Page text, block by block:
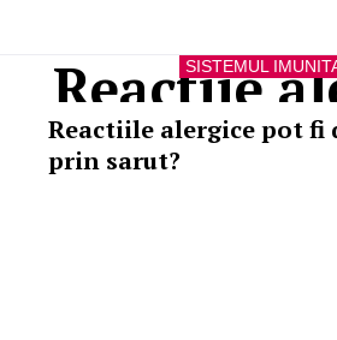
Reactiie
SISTEMUL
Reactiile alergice pot fi
prin sarut?